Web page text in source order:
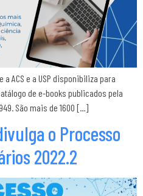
ACS e a USP disponibiliza para
de e-books publicados pela
São mais de 1600 […]
o Processo
2022.2